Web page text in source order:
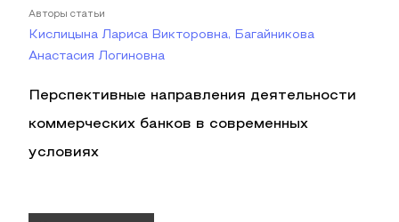
Авторы статьи
Кислицына Лариса Викторовна, Багайникова
Анастасия Логиновна
Перспективные направления деятельности
коммерческих банков в современных
условиях